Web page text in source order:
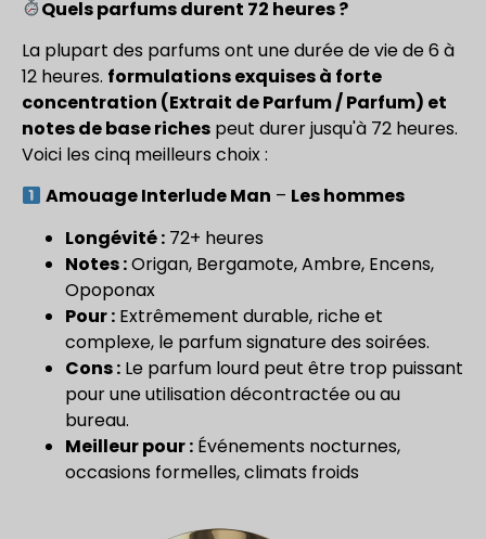
Quels parfums durent 72 heures ?
La plupart des parfums ont une durée de vie de 6 à
12 heures. formulations exquises à forte
concentration (Extrait de Parfum / Parfum) et
notes de base riches peut durer jusqu'à 72 heures.
Voici les cinq meilleurs choix :
Amouage Interlude Man – Les hommes
Longévité : 72+ heures
Notes :Origan, Bergamote, Ambre, Encens,
Opoponax
Pour : Extrêmement durable, riche et
complexe, le parfum signature des soirées.
Cons : Le parfum lourd peut être trop puissant
pour une utilisation décontractée ou au
bureau.
Meilleur pour : Événements nocturnes,
occasions formelles, climats froids